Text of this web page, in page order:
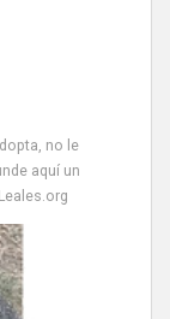
no le
aquí un